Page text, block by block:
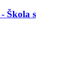
Škola s